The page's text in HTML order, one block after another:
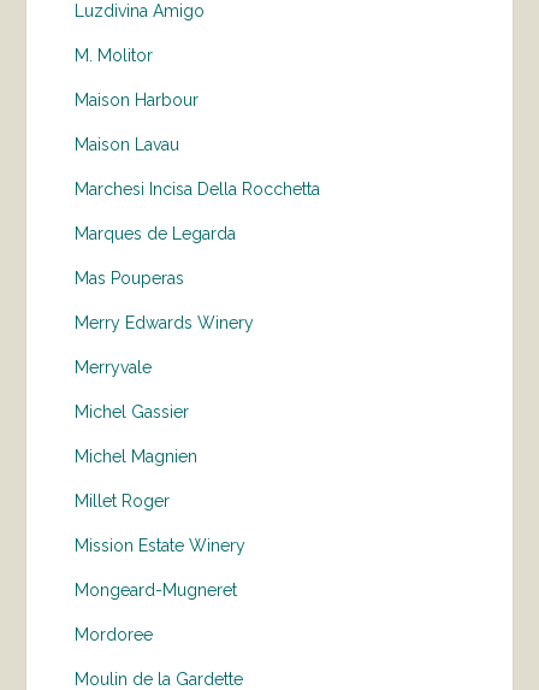
Luzdivina Amigo
M. Molitor
Maison Harbour
Maison Lavau
Marchesi Incisa Della Rocchetta
Marques de Legarda
Mas Pouperas
Merry Edwards Winery
Merryvale
Michel Gassier
Michel Magnien
Millet Roger
Mission Estate Winery
Mongeard-Mugneret
Mordoree
Moulin de la Gardette